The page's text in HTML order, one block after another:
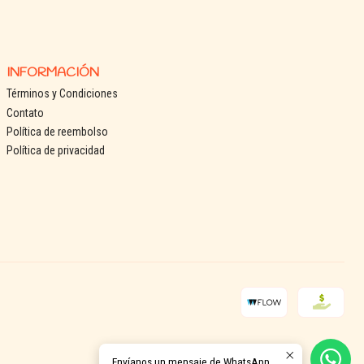
INFORMACIÓN
Términos y Condiciones
Contato
Política de reembolso
Política de privacidad